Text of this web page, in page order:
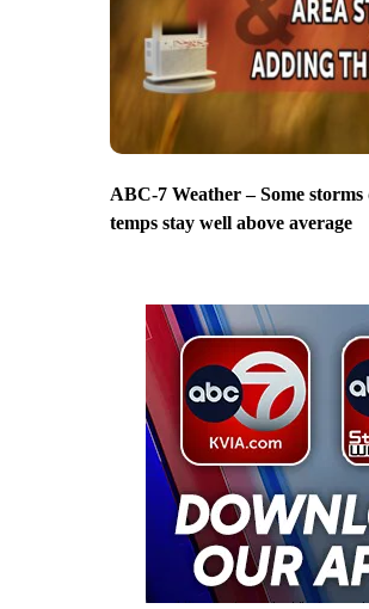
ABC-7 Weather – Some
temps stay well above average